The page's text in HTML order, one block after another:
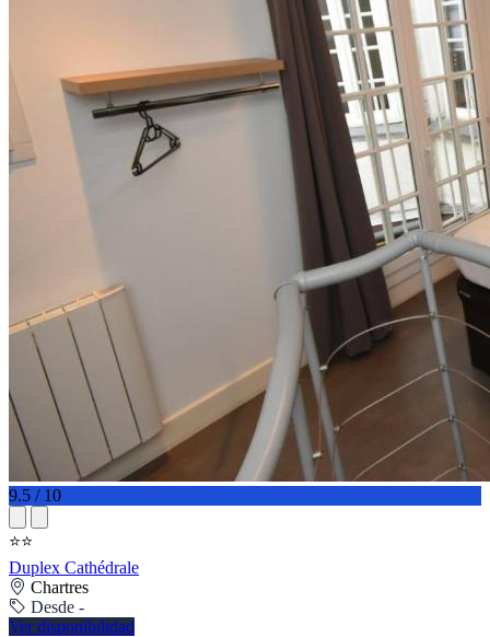
9.5 / 10
⭐⭐
Duplex Cathédrale
Chartres
Desde -
Ver disponibilidad